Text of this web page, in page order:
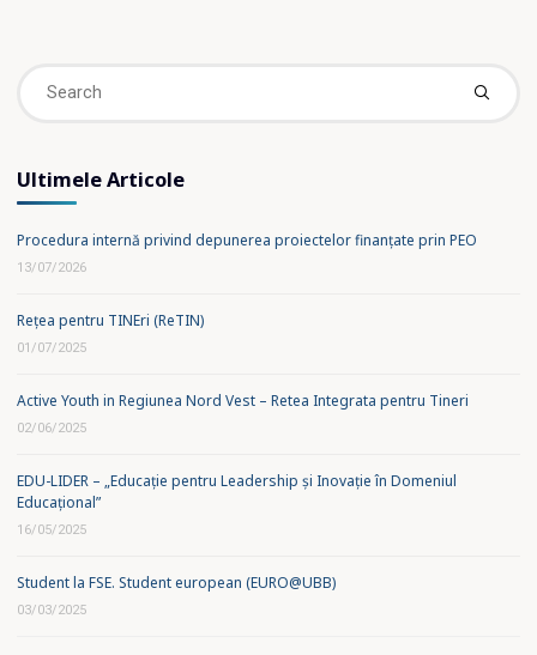
Ultimele Articole
Procedura internă privind depunerea proiectelor finanțate prin PEO
13/07/2026
Rețea pentru TINEri (ReTIN)
01/07/2025
Active Youth in Regiunea Nord Vest – Retea Integrata pentru Tineri
02/06/2025
EDU-LIDER – „Educație pentru Leadership și Inovație în Domeniul
Educațional”
16/05/2025
Student la FSE. Student european (EURO@UBB)
03/03/2025